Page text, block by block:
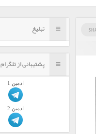
تبلیغ
پشتیبانی از تلگرام
ادمين 1
ادمين 2